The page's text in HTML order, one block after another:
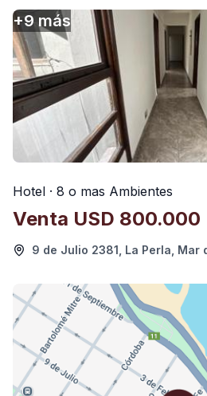
+9más
Hotel · 8 o mas Ambientes
Venta USD 800.000
9 de Julio 2381, La Perla, Mar